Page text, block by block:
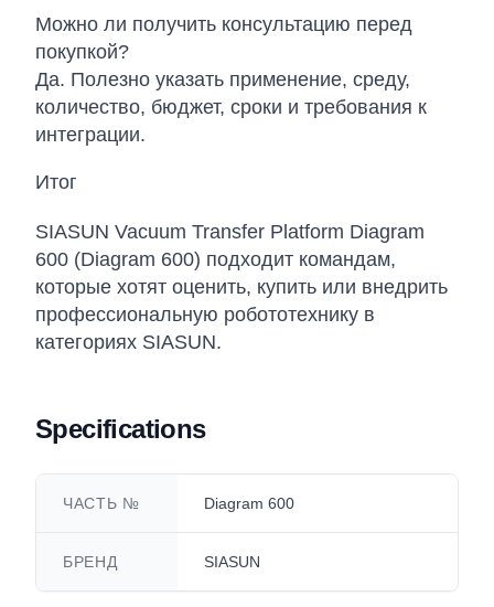
Можно ли получить консультацию перед
покупкой?
Да. Полезно указать применение, среду,
количество, бюджет, сроки и требования к
интеграции.
Итог
SIASUN Vacuum Transfer Platform Diagram
600 (Diagram 600) подходит командам,
которые хотят оценить, купить или внедрить
профессиональную робототехнику в
категориях SIASUN.
Specifications
ЧАСТЬ № Diagram 600
БРЕНД SIASUN